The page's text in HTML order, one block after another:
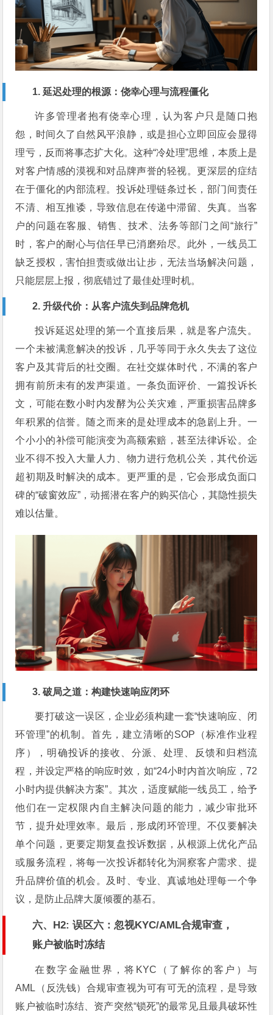
1. 延迟处理的根源：侥幸心理与流程僵化
许多管理者抱有侥幸心理，认为客户只是随口抱
怨，时间久了自然风平浪静，或是担心立即回应会显得
理亏，反而将事态扩大化。这种“冷处理”思维，本质上是
对客户情感的漠视和对品牌声誉的轻视。更深层的症结
在于僵化的内部流程。投诉处理链条过长，部门间责任
不清、相互推诿，导致信息在传递中滞留、失真。当客
户的问题在客服、销售、技术、法务等部门之间“旅行”
时，客户的耐心与信任早已消磨殆尽。此外，一线员工
缺乏授权，害怕担责或做出让步，无法当场解决问题，
只能层层上报，彻底错过了最佳处理时机。
2. 升级代价：从客户流失到品牌危机
投诉延迟处理的第一个直接后果，就是客户流失。
一个未被满意解决的投诉，几乎等同于永久失去了这位
客户及其背后的社交圈。在社交媒体时代，不满的客户
拥有前所未有的发声渠道。一条负面评价、一篇投诉长
文，可能在数小时内发酵为公关灾难，严重损害品牌多
年积累的信誉。随之而来的是处理成本的急剧上升。一
个小小的补偿可能演变为高额索赔，甚至法律诉讼。企
业不得不投入大量人力、物力进行危机公关，其代价远
超初期及时解决的成本。更严重的是，它会形成负面口
碑的“破窗效应”，动摇潜在客户的购买信心，其隐性损失
难以估量。
3. 破局之道：构建快速响应闭环
要打破这一误区，企业必须构建一套“快速响应、闭
环管理”的机制。首先，建立清晰的SOP（标准作业程
序），明确投诉的接收、分派、处理、反馈和归档流
程，并设定严格的响应时效，如“24小时内首次响应，72
小时内提供解决方案”。其次，适度赋能一线员工，给予
他们在一定权限内自主解决问题的能力，减少审批环
节，提升处理效率。最后，形成闭环管理。不仅要解决
单个问题，更要定期复盘投诉数据，从根源上优化产品
或服务流程，将每一次投诉都转化为洞察客户需求、提
升品牌价值的机会。及时、专业、真诚地处理每一个争
议，是防止品牌大厦倾覆的基石。
六、H2: 误区六：忽视KYC/AML合规审查，
账户被临时冻结
在数字金融世界，将KYC（了解你的客户）与
AML（反洗钱）合规审查视为可有可无的流程，是导致
账户被临时冻结、资产突然“锁死”的最常见且最具破坏性